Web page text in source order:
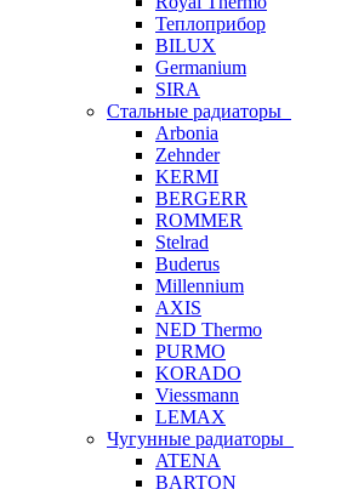
Теплоприбор
BILUX
Germanium
SIRA
Стальные радиаторы
Arbonia
Zehnder
KERMI
BERGERR
ROMMER
Stelrad
Buderus
Millennium
AXIS
NED Thermo
PURMO
KORADO
Viessmann
LEMAX
Чугунные радиаторы
ATENA
BARTON